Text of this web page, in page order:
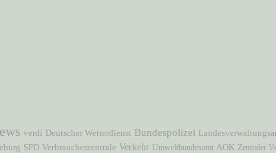
verdi Deutscher Wetterdienst Bundespolizei
SPD Verbraucherzentrale Verkehr Umweltbundesamt AOK Zentraler